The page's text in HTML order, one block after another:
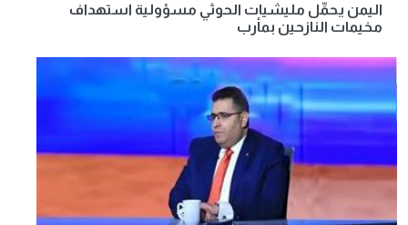
اليمن يحمِّل مليشيات الحوثي مسؤولية استهداف
مخيمات النازحين بمأرب